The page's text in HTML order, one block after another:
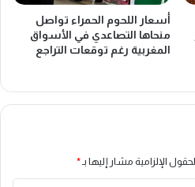
أسعار اللحوم الحمراء تواصل
منحاها التصاعدي في الأسواق
المغربية رغم توقعات التراجع
الإلزامية مشار إليها بـ*